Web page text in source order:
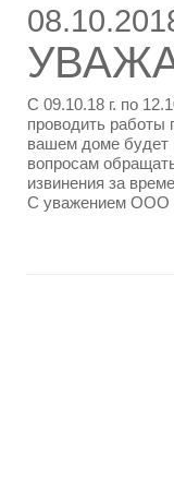
С 09.10.18 г. по
проводить работы
вашем доме будет
вопросам
извинения за
С уважением ООО